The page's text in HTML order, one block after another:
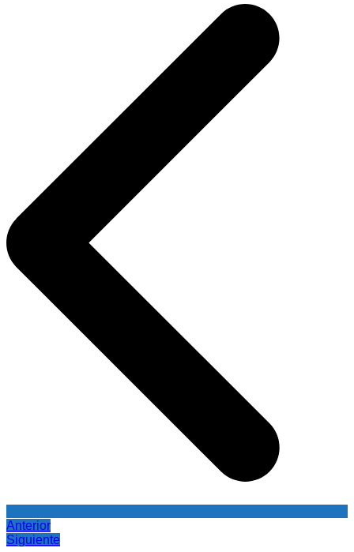
Anterior
Siguiente